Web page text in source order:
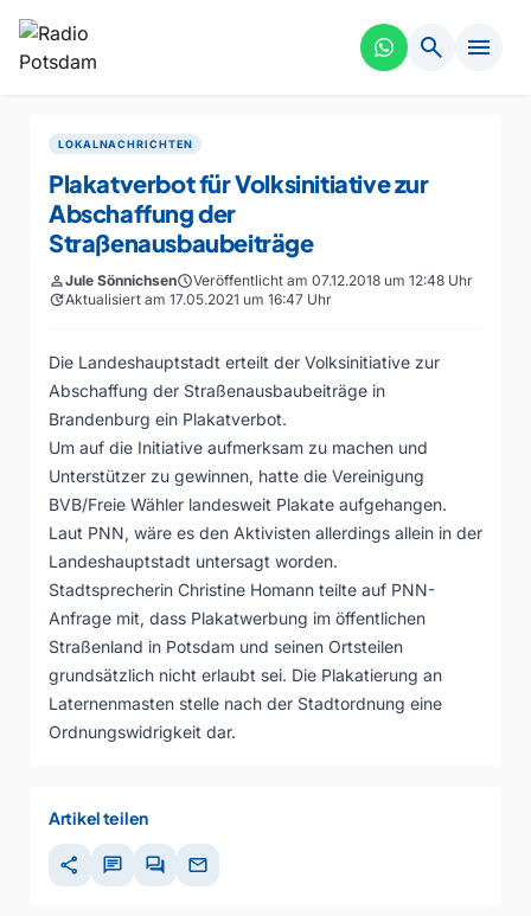
search menu
LOKALNACHRICHTEN
Plakatverbot für Volksinitiative zur
Abschaffung der
Straßenausbaubeiträge
personJule SönnichsenscheduleVeröffentlicht am 07.12.2018 um 12:48 Uhr
updateAktualisiert am 17.05.2021 um 16:47 Uhr
Die Landeshauptstadt erteilt der Volksinitiative zur
Abschaffung der Straßenausbaubeiträge in
Brandenburg ein Plakatverbot.
Um auf die Initiative aufmerksam zu machen und
Unterstützer zu gewinnen, hatte die Vereinigung
BVB/Freie Wähler landesweit Plakate aufgehangen.
Laut PNN, wäre es den Aktivisten allerdings allein in der
Landeshauptstadt untersagt worden.
Stadtsprecherin Christine Homann teilte auf PNN-
Anfrage mit, dass Plakatwerbung im öffentlichen
Straßenland in Potsdam und seinen Ortsteilen
grundsätzlich nicht erlaubt sei. Die Plakatierung an
Laternenmasten stelle nach der Stadtordnung eine
Ordnungswidrigkeit dar.
Artikel teilen
share chat forum mail